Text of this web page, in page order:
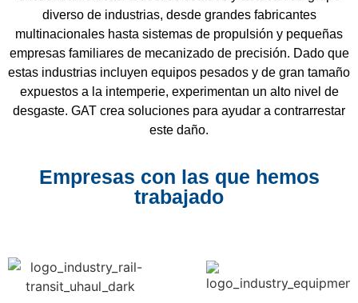
diverso de industrias, desde grandes fabricantes
multinacionales hasta sistemas de propulsión y pequeñas
empresas familiares de mecanizado de precisión. Dado que
estas industrias incluyen equipos pesados ​​y de gran tamaño
expuestos a la intemperie, experimentan un alto nivel de
desgaste. GAT crea soluciones para ayudar a contrarrestar
este daño.
Empresas con las que hemos
trabajado